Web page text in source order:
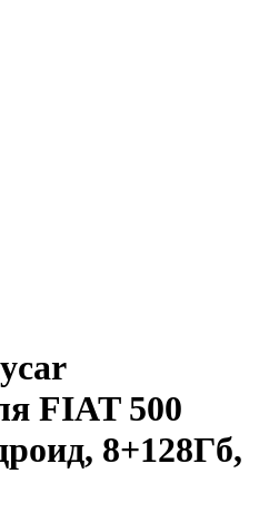
FIAT 500
8+128Гб,